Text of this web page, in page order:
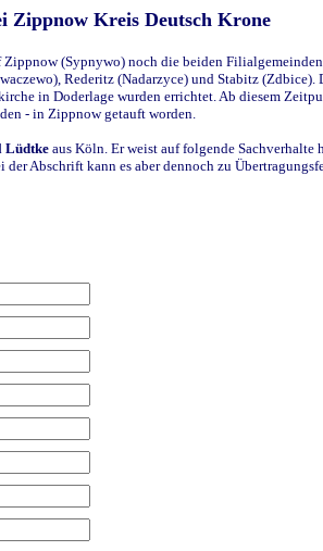
Zippnow Kreis Deutsch Krone
(Sypnywo) noch die beiden
Rederitz (Nadarzyce) und Stabitz
in Doderlage wurden errichtet. Ab diesem
- in Zippnow getauft worden.
Lüdtke aus Köln. Er weist auf folgende
Abschrift kann es aber dennoch zu